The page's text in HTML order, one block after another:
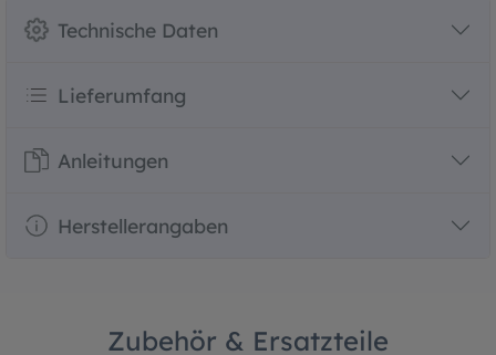
Technische Daten
Lieferumfang
Anleitungen
Herstellerangaben
Zubehör & Ersatzteile